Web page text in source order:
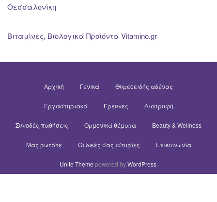
Θεσσαλονίκη
Βιταμίνες, Βιολογικά Προϊόντα Vitamino.gr
Αρχική Γενικά Θυρεοειδής αδένας
Εργαστηριακά Έρευνες Διατροφή
Συνοδές παθήσεις Ορμονικά θέματα Beauty & Wellness
Μας ρωτάτε Οι δικές σας ιστορίες Επικοινωνία
Unite Theme powered byWordPress.